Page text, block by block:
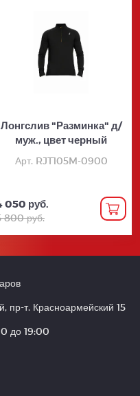
Лонгслив "Разминка" д/
муж., цвет черный
Арт. RJT105M-0900
050 руб.
800 руб.
пр-т. Красноармейский 15
до 19:00